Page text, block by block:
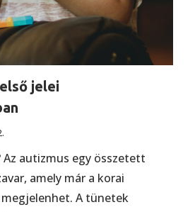
jelei
Az autizmus egy összetett
amely már a korai
A tünetek